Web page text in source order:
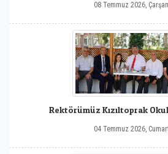
08 Temmuz 2026,
Rektörümüz Kızıltoprak
04 Temmuz 2026,